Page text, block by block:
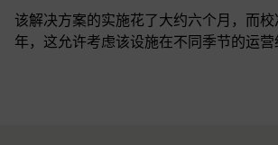
该解决方案的实施花了大约六个月，而
年，这允许考虑该设施在不同季节的运营